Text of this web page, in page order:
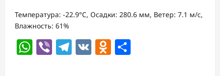
Температура: -22.9°C, Осадки: 280.6 мм, Ветер: 7.1 м/с,
Влажность: 61%
WhatsApp
ViberTelegram
VK Odnoklassniki